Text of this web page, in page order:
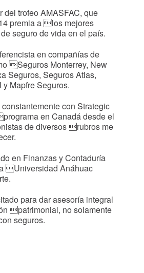
del trofeo AMASFAC, que
premia a los mejores
seguro de vida en el país.
en compañías de
Seguros Monterrey, New
Seguros, Seguros Atlas,
Mapfre Seguros.
con Strategic
en Canadá desde el
de diversos rubros me
en Finanzas y Contaduría
Universidad Anáhuac
para dar asesoría integral
patrimonial, no solamente
seguros.